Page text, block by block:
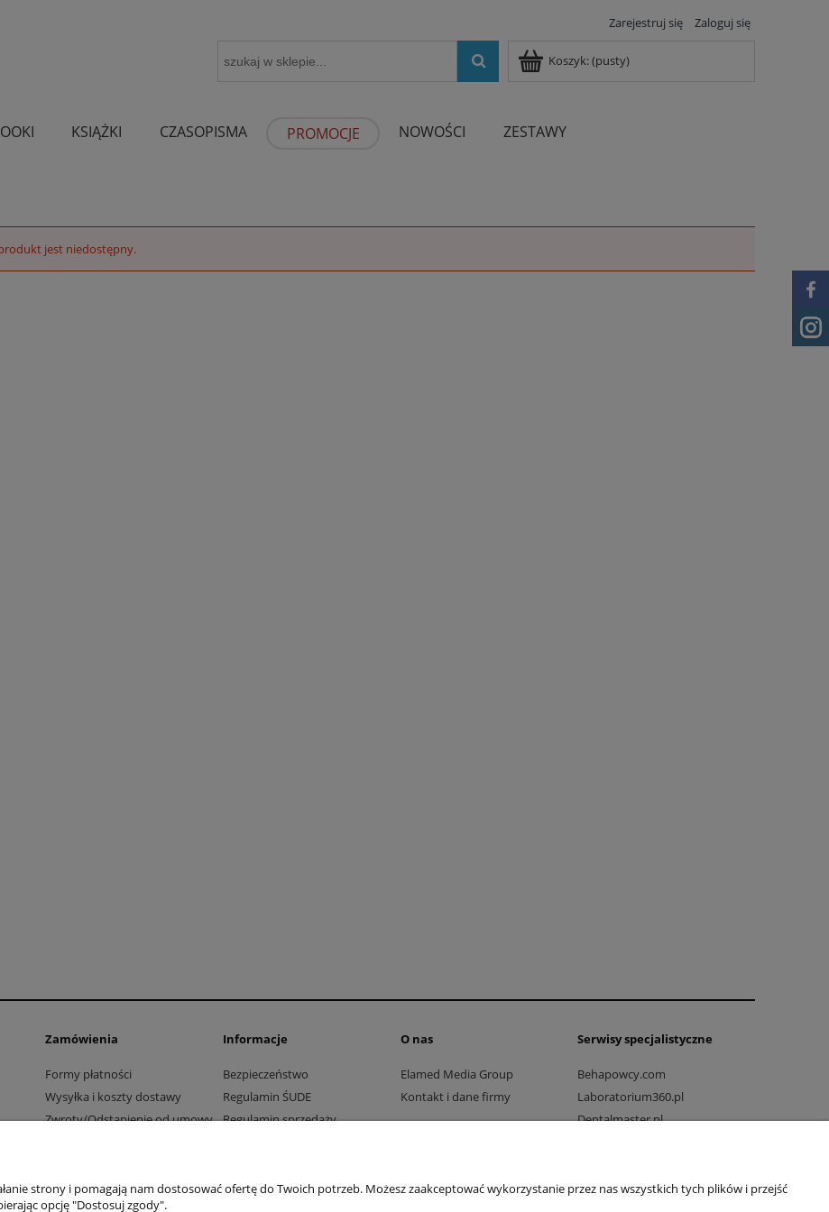
Zarejestruj się Zaloguj się
Koszyk:(pusty)
KSIĄŻKI CZASOPISMA PROMOCJE NOWOŚCI ZESTAWY
jest niedostępny.
Zamówienia
Formy płatności
Wysyłka i koszty dostawy
Zwroty/Odstąpienie od umowy
Informacje
Bezpieczeństwo
Regulamin ŚUDE
Regulamin sprzedaży
O nas
Elamed Media Group
Kontakt i dane firmy
Serwisy specjalistyczne
Behapowcy.com
Laboratorium360.pl
Dentalmaster.pl
Drogowo-mostowy.pl
strony i pomagają nam dostosować ofertę do Twoich potrzeb. Możesz zaakceptować wykorzystanie przez nas wszystkich tych plików i przejść
opcję "Dostosuj zgody".